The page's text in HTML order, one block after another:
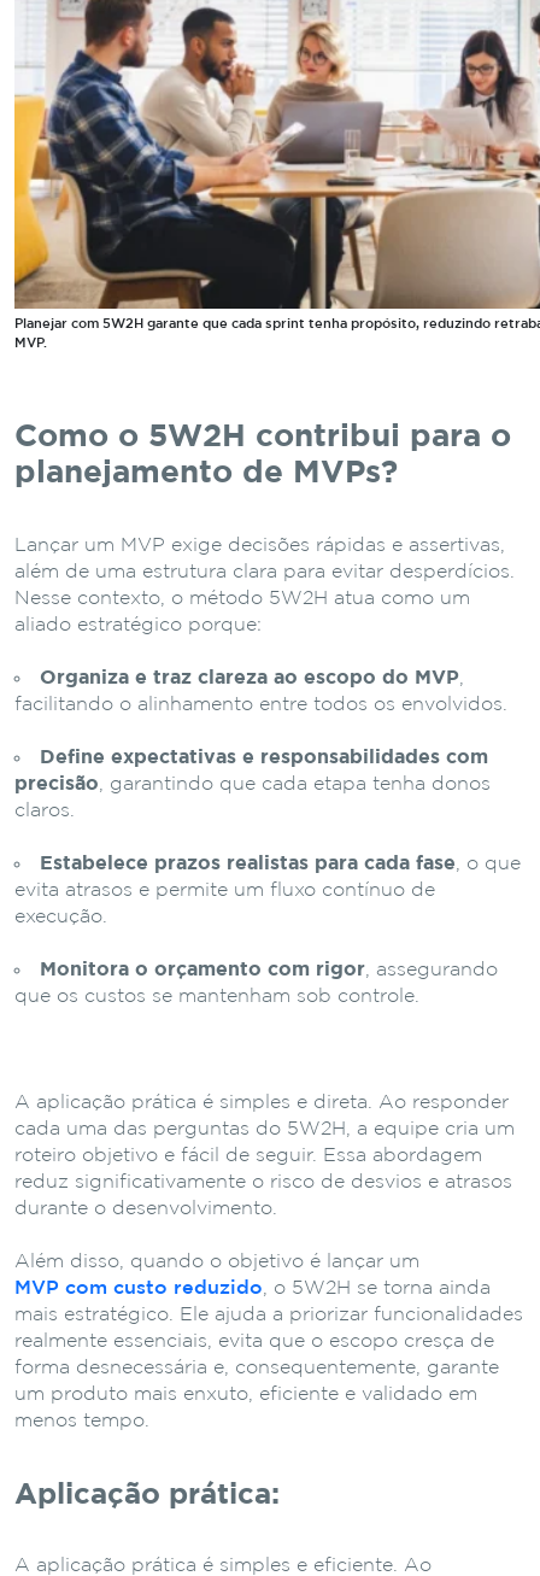
Planejar com 5W2H garante que cada sprint tenha propósito, reduzindo
MVP.
Como o 5W2H contribui para o
planejamento de MVPs?
Lançar um MVP exige decisões rápidas e assertivas,
além de uma estrutura clara para evitar desperdícios.
Nesse contexto, o método 5W2H atua como um
aliado estratégico porque:
Organiza e traz clareza ao escopo do MVP
facilitando o alinhamento entre todos os envolvidos.
Define expectativas e responsabilidades com
precisão , garantindo que cada etapa tenha donos
claros.
Estabelece prazos realistas para cada fase , o que
evita atrasos e permite um fluxo contínuo de
execução.
Monitora o orçamento com rigor , assegurando
que os custos se mantenham sob controle.
A aplicação prática é simples e direta. Ao responder
cada uma das perguntas do 5W2H, a equipe cria um
roteiro objetivo e fácil de seguir. Essa abordagem
reduz significativamente o risco de desvios e atrasos
durante o desenvolvimento.
Além disso, quando o objetivo é lançar um
MVP com custo reduzido , o 5W2H se torna ainda
mais estratégico. Ele ajuda a priorizar funcionalidades
realmente essenciais, evita que o escopo cresça de
forma desnecessária e, consequentemente, garante
um produto mais enxuto, eficiente e validado em
menos tempo.
Aplicação prática:
A aplicação prática é simples e eficiente. Ao